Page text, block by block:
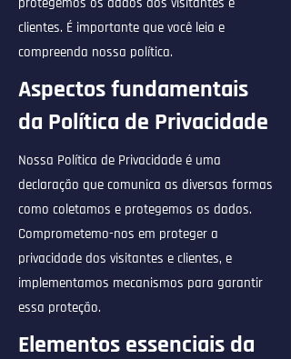
protegemos os dados dos visitantes e
clientes. É importante que você leia e
compreenda nossa política.
Aspectos fundamentais
da Política de Privacidade
Nossa Política de Privacidade é uma
declaração que comunica as diversas formas
como coletamos e protegemos os dados.
Comprometemo-nos em proteger a
privacidade dos visitantes e clientes, e
implementamos mecanismos para garantir
essa proteção.
Elementos essenciais da